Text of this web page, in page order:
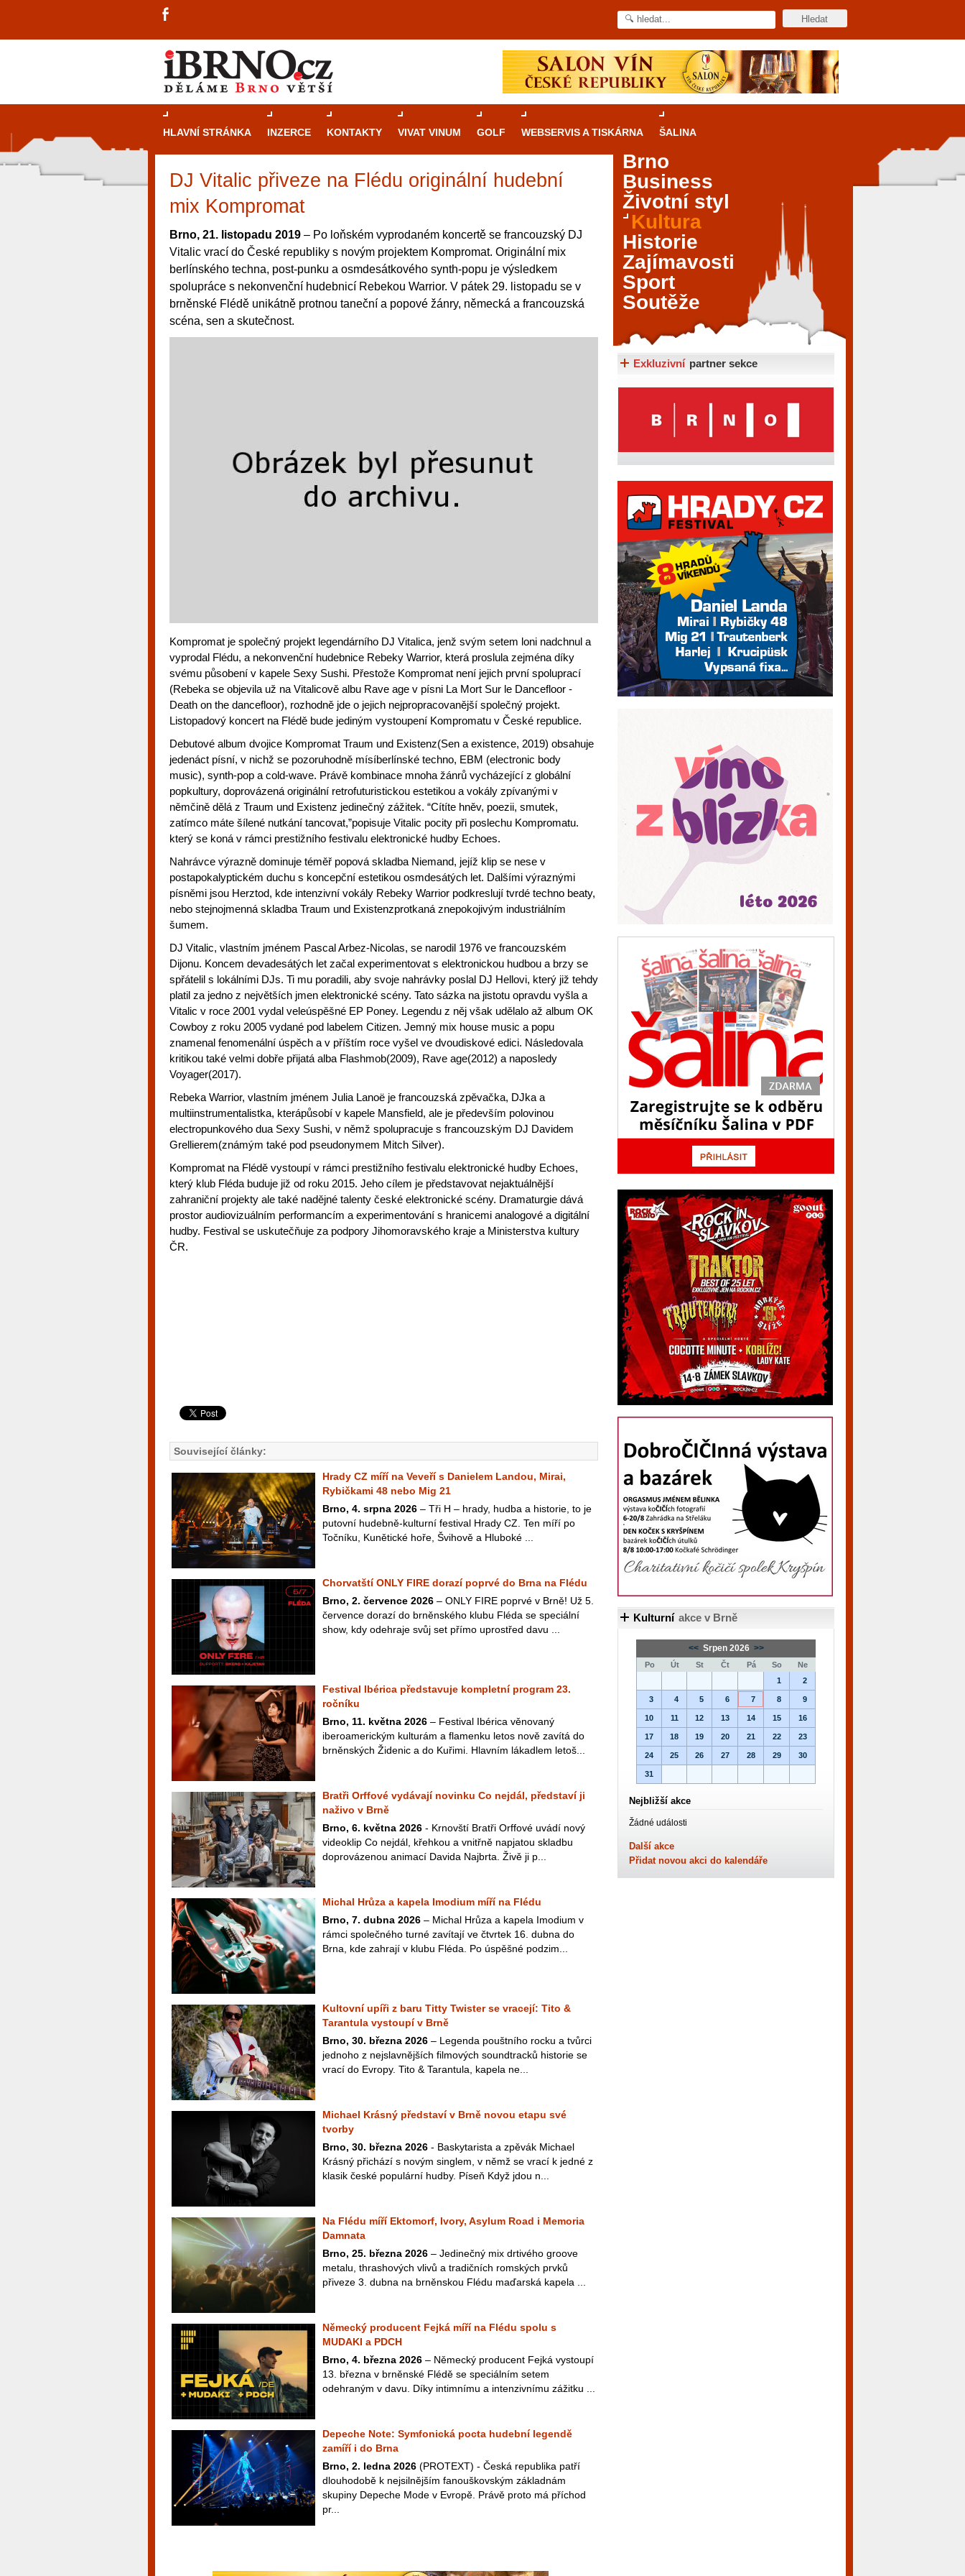
HLAVNÍ STRÁNKA INZERCE KONTAKTY VIVAT VINUM GOLF WEBSERVIS A TISKÁRNA ŠALINA
DJ Vitalic přiveze na Flédu originální hudební
mix Kompromat
Brno, 21. listopadu 2019 – Po loňském vyprodaném koncertě se francouzský DJ
Vitalic vrací do České republiky s novým projektem Kompromat. Originální mix
berlínského techna, post-punku a osmdesátkového synth-popu je výsledkem
spolupráce s nekonvenční hudebnicí Rebekou Warrior. V pátek 29. listopadu se v
brněnské Flédě unikátně protnou taneční a popové žánry, německá a francouzská
scéna, sen a skutečnost.
Kompromat je společný projekt legendárního DJ Vitalica, jenž svým setem loni nadchnul a
vyprodal Flédu, a nekonvenční hudebnice Rebeky Warrior, která proslula zejména díky
svému působení v kapele Sexy Sushi. Přestože Kompromat není jejich první spoluprací
(Rebeka se objevila už na Vitalicově albu Rave age v písni La Mort Sur le Dancefloor -
Death on the dancefloor), rozhodně jde o jejich nejpropracovanější společný projekt.
Listopadový koncert na Flédě bude jediným vystoupení Kompromatu v České republice.
Debutové album dvojice Kompromat Traum und Existenz(Sen a existence, 2019) obsahuje
jedenáct písní, v nichž se pozoruhodně mísíberlínské techno, EBM (electronic body
music), synth-pop a cold-wave. Právě kombinace mnoha žánrů vycházející z globální
popkultury, doprovázená originální retrofuturistickou estetikou a vokály zpívanými v
němčině dělá z Traum und Existenz jedinečný zážitek. “Cítíte hněv, poezii, smutek,
zatímco máte šílené nutkání tancovat,”popisuje Vitalic pocity při poslechu Kompromatu.
který se koná v rámci prestižního festivalu elektronické hudby Echoes.
Nahrávce výrazně dominuje téměř popová skladba Niemand, jejíž klip se nese v
postapokalyptickém duchu s koncepční estetikou osmdesátých let. Dalšími výraznými
písněmi jsou Herztod, kde intenzivní vokály Rebeky Warrior podkreslují tvrdé techno beaty,
nebo stejnojmenná skladba Traum und Existenzprotkaná znepokojivým industriálním
šumem.
DJ Vitalic, vlastním jménem Pascal Arbez-Nicolas, se narodil 1976 ve francouzském
Dijonu. Koncem devadesátých let začal experimentovat s elektronickou hudbou a brzy se
spřátelil s lokálními DJs. Ti mu poradili, aby svoje nahrávky poslal DJ Hellovi, který již tehdy
platil za jedno z největších jmen elektronické scény. Tato sázka na jistotu opravdu vyšla a
Vitalic v roce 2001 vydal veleúspěšné EP Poney. Legendu z něj však udělalo až album OK
Cowboy z roku 2005 vydané pod labelem Citizen. Jemný mix house music a popu
znamenal fenomenální úspěch a v příštím roce vyšel ve dvoudiskové edici. Následovala
kritikou také velmi dobře přijatá alba Flashmob(2009), Rave age(2012) a naposledy
Voyager(2017).
Rebeka Warrior, vlastním jménem Julia Lanoë je francouzská zpěvačka, DJka a
multiinstrumentalistka, kterápůsobí v kapele Mansfield, ale je především polovinou
electropunkového dua Sexy Sushi, v němž spolupracuje s francouzským DJ Davidem
Grellierem(známým také pod pseudonymem Mitch Silver).
Kompromat na Flédě vystoupí v rámci prestižního festivalu elektronické hudby Echoes,
který klub Fléda buduje již od roku 2015. Jeho cílem je představovat nejaktuálnější
zahraniční projekty ale také nadějné talenty české elektronické scény. Dramaturgie dává
prostor audiovizuálním performancím a experimentování s hranicemi analogové a digitální
hudby. Festival se uskutečňuje za podpory Jihomoravského kraje a Ministerstva kultury
ČR.
Související články:
Hrady CZ míří na Veveří s Danielem Landou, Mirai,
Rybičkami 48 nebo Mig 21
Brno, 4. srpna 2026 – Tři H – hrady, hudba a historie, to je
putovní hudebně-kulturní festival Hrady CZ. Ten míří po
Točníku, Kunětické hoře, Švihově a Hluboké ...
Chorvatští ONLY FIRE dorazí poprvé do Brna na Flédu
Brno, 2. července 2026 – ONLY FIRE poprvé v Brně! Už 5.
července dorazí do brněnského klubu Fléda se speciální
show, kdy odehraje svůj set přímo uprostřed davu ...
Festival Ibérica představuje kompletní program 23.
ročníku
Brno, 11. května 2026 – Festival Ibérica věnovaný
iberoamerickým kulturám a flamenku letos nově zavítá do
brněnských Židenic a do Kuřimi. Hlavním lákadlem letoš...
Bratři Orffové vydávají novinku Co nejdál, představí ji
naživo v Brně
Brno, 6. května 2026 - Krnovští Bratři Orffové uvádí nový
videoklip Co nejdál, křehkou a vnitřně napjatou skladbu
doprovázenou animací Davida Najbrta. Živě ji p...
Michal Hrůza a kapela Imodium míří na Flédu
Brno, 7. dubna 2026 – Michal Hrůza a kapela Imodium v
rámci společného turné zavítají ve čtvrtek 16. dubna do
Brna, kde zahrají v klubu Fléda. Po úspěšné podzim...
Kultovní upíři z baru Titty Twister se vracejí: Tito &
Tarantula vystoupí v Brně
Brno, 30. března 2026 – Legenda pouštního rocku a tvůrci
jednoho z nejslavnějších filmových soundtracků historie se
vrací do Evropy. Tito & Tarantula, kapela ne...
Michael Krásný představí v Brně novou etapu své
tvorby
Brno, 30. března 2026 - Baskytarista a zpěvák Michael
Krásný přichází s novým singlem, v němž se vrací k jedné z
klasik české populární hudby. Píseň Když jdou n...
Na Flédu míří Ektomorf, Ivory, Asylum Road i Memoria
Damnata
Brno, 25. března 2026 – Jedinečný mix drtivého groove
metalu, thrashových vlivů a tradičních romských prvků
přiveze 3. dubna na brněnskou Flédu maďarská kapela ...
Německý producent Fejká míří na Flédu spolu s
MUDAKI a PDCH
Brno, 4. března 2026 – Německý producent Fejká vystoupí
13. března v brněnské Flédě se speciálním setem
odehraným v davu. Díky intimnímu a intenzivnímu zážitku ...
Depeche Note: Symfonická pocta hudební legendě
zamíří i do Brna
Brno, 2. ledna 2026 (PROTEXT) - Česká republika patří
dlouhodobě k nejsilnějším fanouškovským základnám
skupiny Depeche Mode v Evropě. Právě proto má příchod
pr...
Průvodcekasinovými hrami v Brně: Od
Brno je městem známým pro zajímavé památky, skvělé
restaurace, divadla a univerzity. Mimo jiné je ale také
místem, kde si můžete legálně a bezpečně vyzkoušet
různé kasinové hry. V neustále kvetoucí moravské
metropoli naleznete širokou nabídku her od klasické
rulety až po moderní automaty jak pro pravidelné
návštěvníky, tak pro příležitostné hráče. V...
Celý článek...
Brno
Business
Životní styl
Kultura
Historie
Zajímavosti
Sport
Soutěže
Exkluzivní partner sekce
Kulturní akce v Brně
<< Srpen 2026 >>
Po Út St Čt Pá So
Ne
1
2
3 4 5 6 7 8 9
10 11 12 13 14 15 16
17 18 19 20 21 22 23
24 25 26 27 28 29 30
31
Nejbližší akce
Žádné události
Další akce
Přidat novou akci do kalendáře